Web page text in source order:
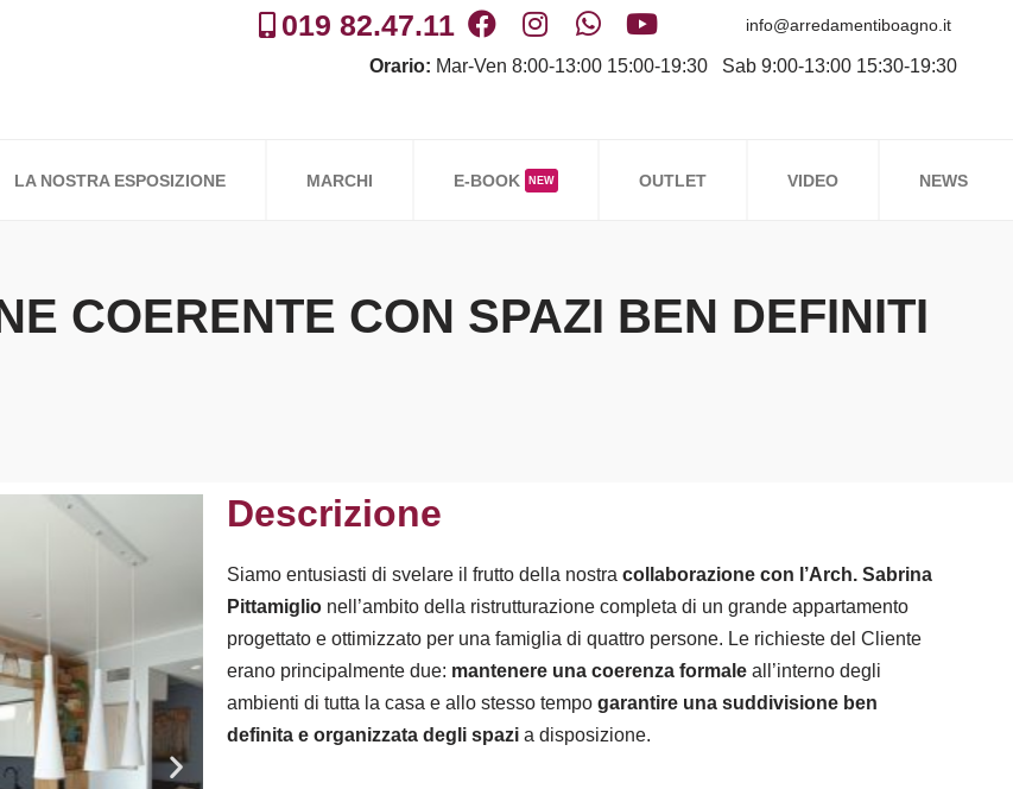
019 82.47.11 info@arredamentiboagno.it
Orario: Mar-Ven 8:00-13:00 15:00-19:30 Sab 9:00-13:00 15:30-19:30
LA NOSTRA ESPOSIZIONE MARCHI E-BOOK NEW OUTLET VIDEO NEWS
COERENTE CON SPAZI BEN DEFINITI
Descrizione
Siamo entusiasti di svelare il frutto della nostra collaborazione con l’Arch. Sabrina
Pittamiglio nell’ambito della ristrutturazione completa di un grande appartamento
progettato e ottimizzato per una famiglia di quattro persone. Le richieste del Cliente
erano principalmente due: mantenere una coerenza formale all’interno degli
ambienti di tutta la casa e allo stesso tempo garantire una suddivisione ben
definita e organizzata degli spazi a disposizione.